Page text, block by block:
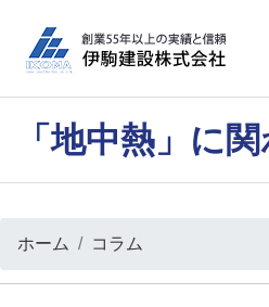
「地中熱」に
ホーム コラム